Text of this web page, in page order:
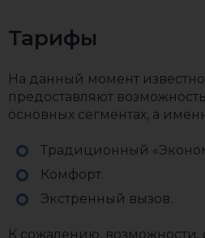
Тарифы
На данный момент
предоставляют возможность
основных сегментах, а
Традиционный
Комфорт.
Экстренный вызов.
К сожалению, возможности,